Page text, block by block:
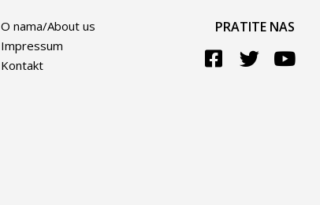
O nama/About us
Impressum
Kontakt
PRATITE NAS